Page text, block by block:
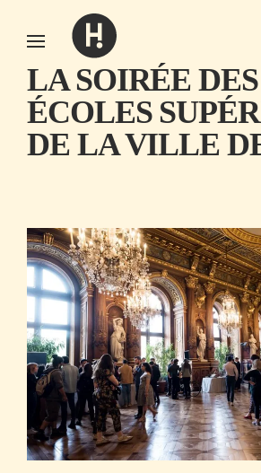
Hop prod
Société de production
LA SOIRÉE DES
ÉCOLES
DE LA VILLE
m
a
i
0
1
9